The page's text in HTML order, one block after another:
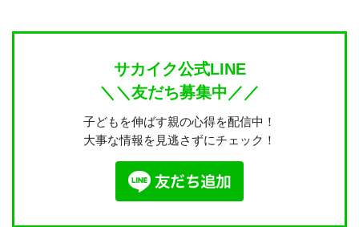
サカイク公式LINE
＼＼友だち募集中／／
子どもを伸ばす親の心得を配信中！
大事な情報を見逃さずにチェック！